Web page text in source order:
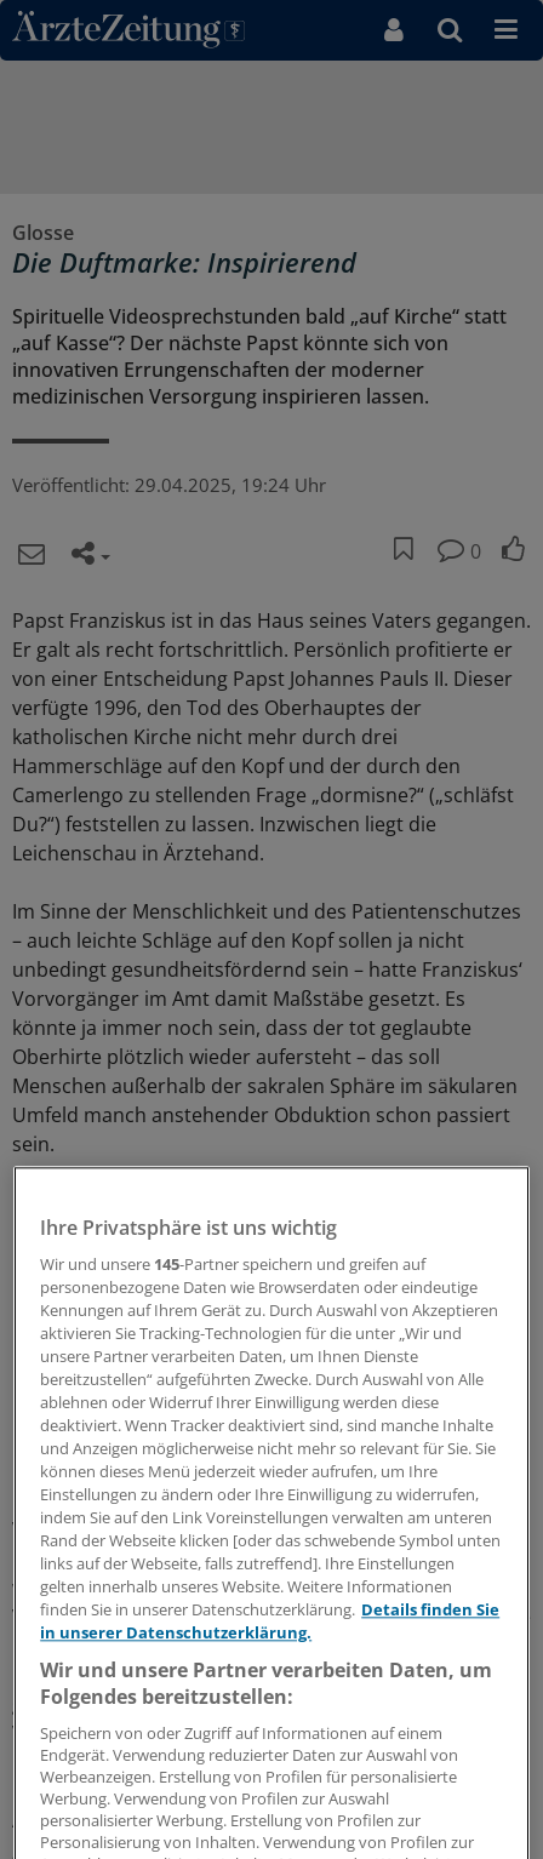
Direkt zum Inhaltsbereich
Glosse
Die Duftmarke: Inspirierend
Spirituelle Videosprechstunden bald „auf Kirche“ statt
„auf Kasse“? Der nächste Papst könnte sich von
innovativen Errungenschaften der moderner
medizinischen Versorgung inspirieren lassen.
Veröffentlicht: 29.04.2025, 19:24 Uhr
0
Papst Franziskus ist in das Haus seines Vaters gegangen.
Er galt als recht fortschrittlich. Persönlich profitierte er
von einer Entscheidung Papst Johannes Pauls II. Dieser
verfügte 1996, den Tod des Oberhauptes der
katholischen Kirche nicht mehr durch drei
Hammerschläge auf den Kopf und der durch den
Camerlengo zu stellenden Frage „dormisne?“ („schläfst
Du?“) feststellen zu lassen. Inzwischen liegt die
Leichenschau in Ärztehand.
Im Sinne der Menschlichkeit und des Patientenschutzes
– auch leichte Schläge auf den Kopf sollen ja nicht
unbedingt gesundheitsfördernd sein – hatte Franziskus‘
Vorvorgänger im Amt damit Maßstäbe gesetzt. Es
könnte ja immer noch sein, dass der tot geglaubte
Oberhirte plötzlich wieder aufersteht – das soll
Menschen außerhalb der sakralen Sphäre im säkularen
Umfeld manch anstehender Obduktion schon passiert
sein.
Vielleicht lässt sich der noch per Konklave zu
bestimmende Nachfolger auf dem Heiligen Stuhl von
weiteren medizinischen Fortschritten inspirieren – die
Versorgung wird nicht zuletzt durch innovationsfreudige
Branchen unter dem Dach der industriellen
Gesundheitswirtschaft sowie der Gesundheits-IT
geprägt. Dann wären auch Angebote wie spirituelle
Videosprechstunden katholischer Ärzte und
Psychotherapeuten „auf Kirche“ statt auf Kasse – nach
Kirchlichem Bewertungsmaßstab (KBM) – vorstellbar.
Angesichts der zusehends schwindenden Masse der
„Schäfchen“ hielte sich die daraus folgende finanzielle
Ihre Privatsphäre ist uns wichtig
Wir und unsere 145-Partner speichern und greifen auf
personenbezogene Daten wie Browserdaten oder eindeutige
Kennungen auf Ihrem Gerät zu. Durch Auswahl von Akzeptieren
aktivieren Sie Tracking-Technologien für die unter „Wir und
unsere Partner verarbeiten Daten, um Ihnen Dienste
bereitzustellen“ aufgeführten Zwecke. Durch Auswahl von Alle
ablehnen oder Widerruf Ihrer Einwilligung werden diese
deaktiviert. Wenn Tracker deaktiviert sind, sind manche Inhalte
und Anzeigen möglicherweise nicht mehr so relevant für Sie. Sie
können dieses Menü jederzeit wieder aufrufen, um Ihre
Einstellungen zu ändern oder Ihre Einwilligung zu widerrufen,
indem Sie auf den Link Voreinstellungen verwalten am unteren
Rand der Webseite klicken [oder das schwebende Symbol unten
links auf der Webseite, falls zutreffend]. Ihre Einstellungen
gelten innerhalb unseres Website. Weitere Informationen
finden Sie in unserer Datenschutzerklärung. Details finden Sie
in unserer Datenschutzerklärung.
Wir und unsere Partner verarbeiten Daten, um
Folgendes bereitzustellen:
Speichern von oder Zugriff auf Informationen auf einem
Endgerät. Verwendung reduzierter Daten zur Auswahl von
Werbeanzeigen. Erstellung von Profilen für personalisierte
Werbung. Verwendung von Profilen zur Auswahl
personalisierter Werbung. Erstellung von Profilen zur
Personalisierung von Inhalten. Verwendung von Profilen zur